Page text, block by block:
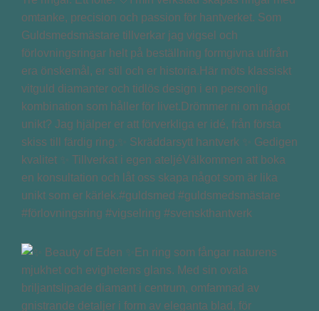
omtanke, precision och passion för hantverket. Som
Guldsmedsmästare tillverkar jag vigsel och
förlovningsringar helt på beställning formgivna utifrån
era önskemål, er stil och er historia.Här möts klassiskt
vitguld diamanter och tidlös design i en personlig
kombination som håller för livet.Drömmer ni om något
unikt? Jag hjälper er att förverkliga er idé, från första
skiss till färdig ring.✨ Skräddarsytt hantverk ✨ Gedigen
kvalitet ✨ Tillverkat i egen ateljéVälkommen att boka
en konsultation och låt oss skapa något som är lika
unikt som er kärlek.#guldsmed #guldsmedsmästare
#förlovningsring #vigselring #svenskthantverk